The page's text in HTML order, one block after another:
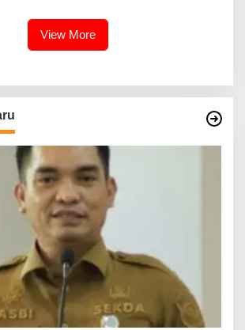
View More